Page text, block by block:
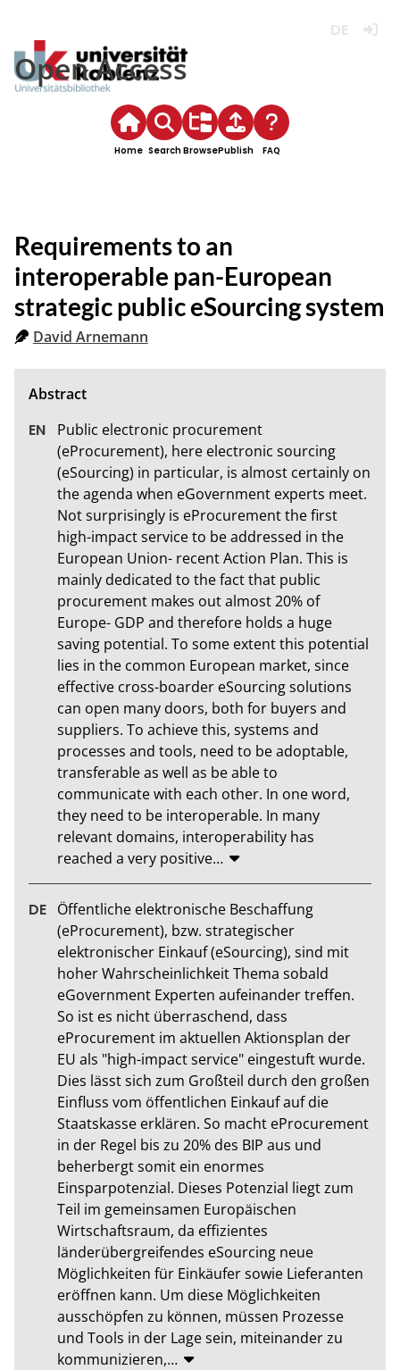
Open Access
Home SearchBrowsePublish FAQ
Requirements to an
interoperable pan-European
strategic public eSourcing system
David Arnemann
Public electronic procurement
(eProcurement), here electronic sourcing
(eSourcing) in particular, is almost certainly on
the agenda when eGovernment experts meet.
Not surprisingly is eProcurement the first
high-impact service to be addressed in the
European Union- recent Action Plan. This is
mainly dedicated to the fact that public
procurement makes out almost 20% of
Europe- GDP and therefore holds a huge
saving potential. To some extent this potential
lies in the common European market, since
effective cross-boarder eSourcing solutions
can open many doors, both for buyers and
suppliers. To achieve this, systems and
processes and tools, need to be adoptable,
transferable as well as be able to
communicate with each other. In one word,
they need to be interoperable. In many
relevant domains, interoperability has
reached a very positive…
Öffentliche elektronische Beschaffung
(eProcurement), bzw. strategischer
elektronischer Einkauf (eSourcing), sind mit
hoher Wahrscheinlichkeit Thema sobald
eGovernment Experten aufeinander treffen.
So ist es nicht überraschend, dass
eProcurement im aktuellen Aktionsplan der
EU als "high-impact service" eingestuft wurde.
Dies lässt sich zum Großteil durch den großen
Einfluss vom öffentlichen Einkauf auf die
Staatskasse erklären. So macht eProcurement
in der Regel bis zu 20% des BIP aus und
beherbergt somit ein enormes
Einsparpotenzial. Dieses Potenzial liegt zum
Teil im gemeinsamen Europäischen
Wirtschaftsraum, da effizientes
länderübergreifendes eSourcing neue
Möglichkeiten für Einkäufer sowie Lieferanten
eröffnen kann. Um diese Möglichkeiten
ausschöpfen zu können, müssen Prozesse
und Tools in der Lage sein, miteinander zu
kommunizieren,…